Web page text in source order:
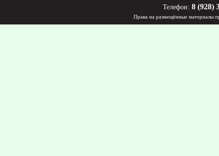
Телефон: 8 (928)
Права на размещённые материалы